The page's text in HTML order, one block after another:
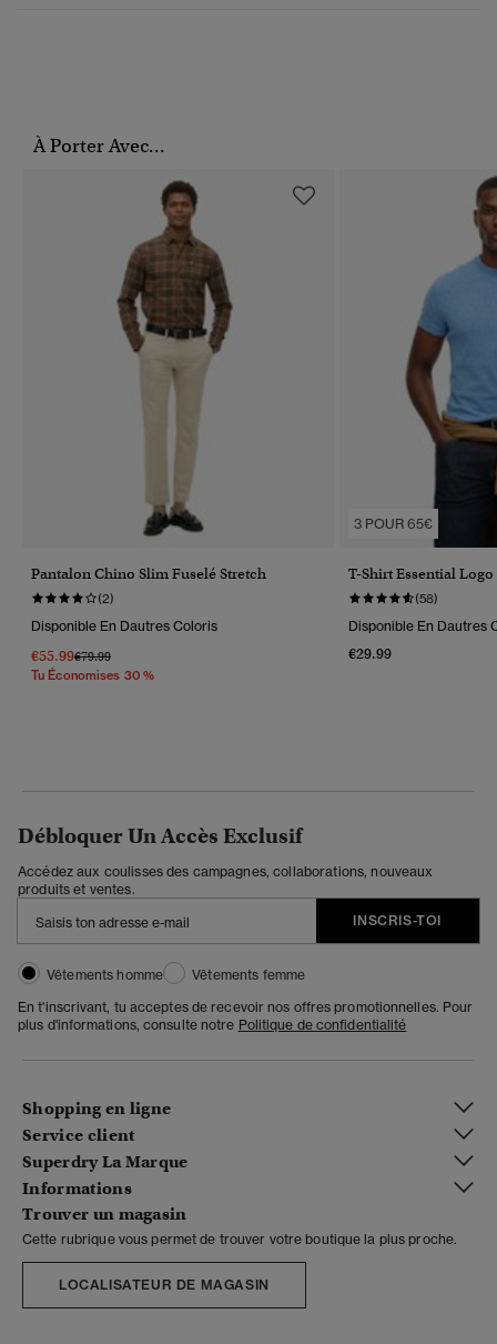
À Porter Avec...
Pantalon Chino Slim Fuselé Stretch
(2)
Disponible En Dautres Coloris
€55.99Prix Réduit De
€79.99À
Tu Économises 30 %
3 POUR 65€
T-Shirt Essential Logo
(58)
Disponible En Dautres
€29.99
Débloquer Un Accès Exclusif
Accédez aux coulisses des campagnes, collaborations, nouveaux
produits et ventes.
INSCRIS-TOI
Vêtements homme
Vêtements femme
En t'inscrivant, tu acceptes de recevoir nos offres promotionnelles. Pour
plus d'informations, consulte notre Politique de confidentialité
Shopping en ligne
Service client
Superdry La Marque
Informations
Trouver un magasin
Cette rubrique vous permet de trouver votre boutique la plus proche.
LOCALISATEUR DE MAGASIN